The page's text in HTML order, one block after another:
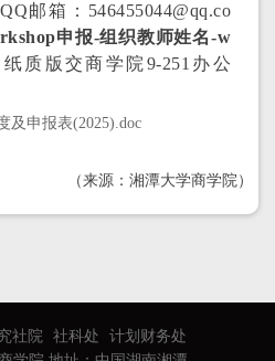
邮箱：546455044@qq.co
申报-组织教师姓名-w
质版交商学院9-251办公
及申报表(2025).doc
（来源：湘潭大学商学院）
社院 社科处
计划财务处